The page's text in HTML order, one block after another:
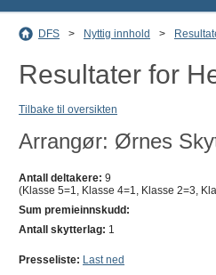
DFS > Nyttig innhold >
Resultater for
Tilbake til oversikten
Arrangør: Ørnes
Antall deltakere: 9
(Klasse 5=1, Klasse 4=1, Klasse 2=3,
Sum premieinnskudd:
Antall skytterlag: 1
Presseliste: Last ned